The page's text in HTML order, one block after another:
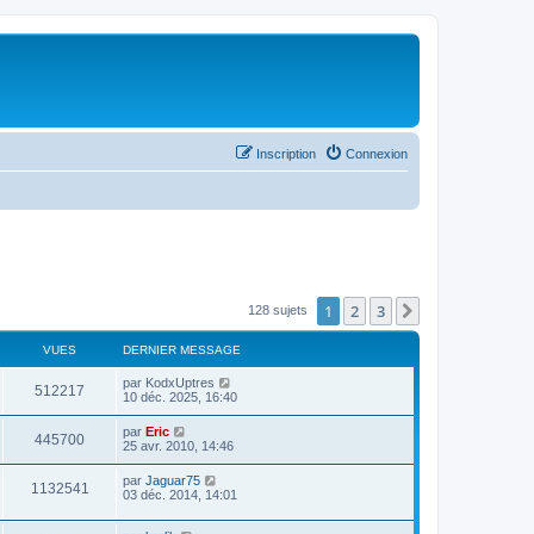
Connexion
Inscription
128 sujets 1 2 3
VUES DERNIER MESSAGE
512217 par KodxUptres
10 déc. 2025, 16:40
445700 par Eric
25 avr. 2010, 14:46
1132541 par Jaguar75
03 déc. 2014, 14:01